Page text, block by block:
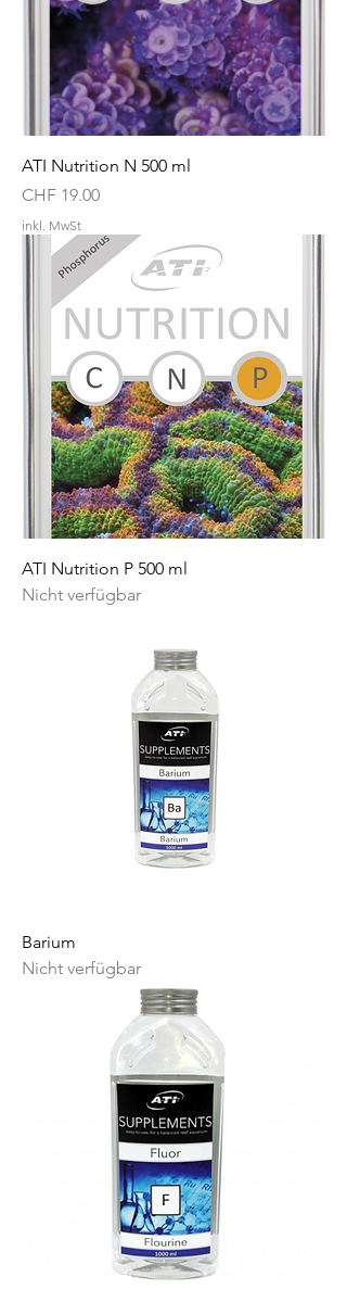
ATI Nutrition N 500 ml
Preis
CHF 19.00
inkl. MwSt
ATI Nutrition P 500 ml
Nicht verfügbar
Barium
Nicht verfügbar